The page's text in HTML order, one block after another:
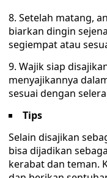
8. Setelah matang,
biarkan dingin
segiempat atau
9. Wajik siap
menyajikannya
sesuai dengan
Tips
Selain disajikan
bisa dijadikan
kerabat dan teman.